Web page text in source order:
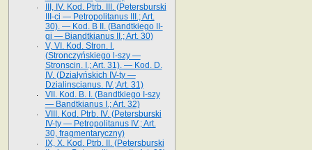
III, IV. Kod. Ptrb. III. (Petersburski
III-ci — Petropolitanus III.; Art.
30). — Kod. B II. (Bandtkiego II-
gi — Biandtkianus II.; Art. 30)
V, VI. Kod. Stron. I.
(Stronczyńskiego l-szy —
Stronscin. I.; Art. 31). — Kod. D.
IV. (Działyńskich IV-ty —
Dzialinscianus. IV.;Art. 31)
VII. Kod. B. I. (Bandtkiego I-szy
— Bandtkianus I.; Art. 32)
VIII. Kod. Ptrb. IV. (Petersburski
IV-ty — Petropolitanus IV.; Art.
30, fragmentaryczny)
IX, X. Kod. Ptrb. II. (Petersburski